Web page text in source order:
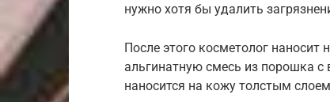
нужно хотя бы удалить
После этого косметолог наносит
альгинатную смесь из порошка с
наносится на кожу толстым